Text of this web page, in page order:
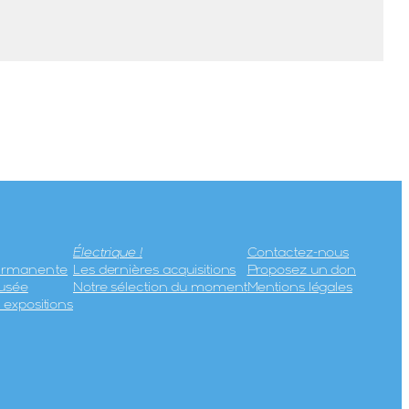
Électrique !
Les dernières acquisitions
Notre sélection du moment
Contactez-nous
Proposez un don
Mentions légales